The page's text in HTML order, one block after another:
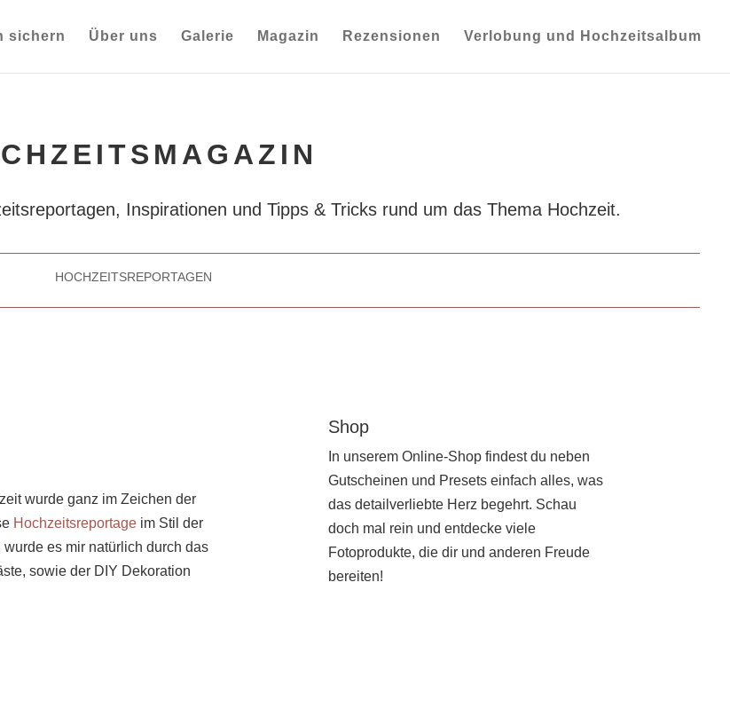
sichern Über uns Galerie Magazin Rezensionen Verlobung und Hochzeitsalbum
Inspirationen und Tipps & Tricks rund um das Thema Hochzeit.
HOCHZEITSREPORTAGEN
wurde ganz im Zeichen der
Hochzeitsreportage im Stil der
es mir natürlich durch das
sowie der DIY Dekoration
Shop
In unserem Online-Shop findest du neben
Gutscheinen und Presets einfach alles, was
das detailverliebte Herz begehrt. Schau
doch mal rein und entdecke viele
Fotoprodukte, die dir und anderen Freude
bereiten!